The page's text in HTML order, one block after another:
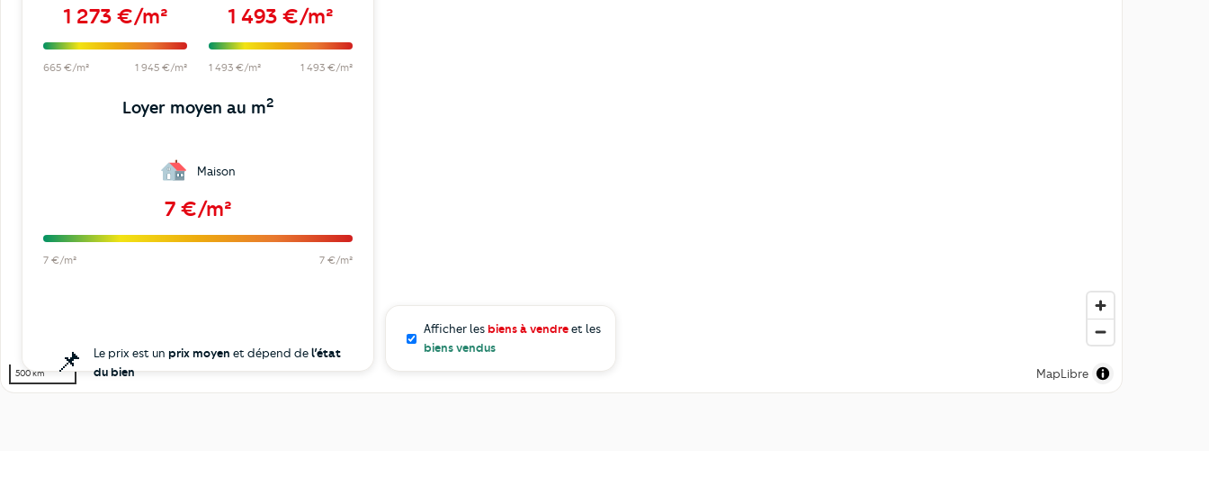
1 273 €/m²
665 €/m² 1 945 €/m²
1 493 €/m²
1 493 €/m² 1 493 €/m²
Loyer moyen au m2
Maison
7 €/m²
7 €/m² 7 €/m²
📌 Le prix est un prix moyen et dépend del’état
du bien
500 km MapLibre
Afficher les biens à vendreet les
biens vendus